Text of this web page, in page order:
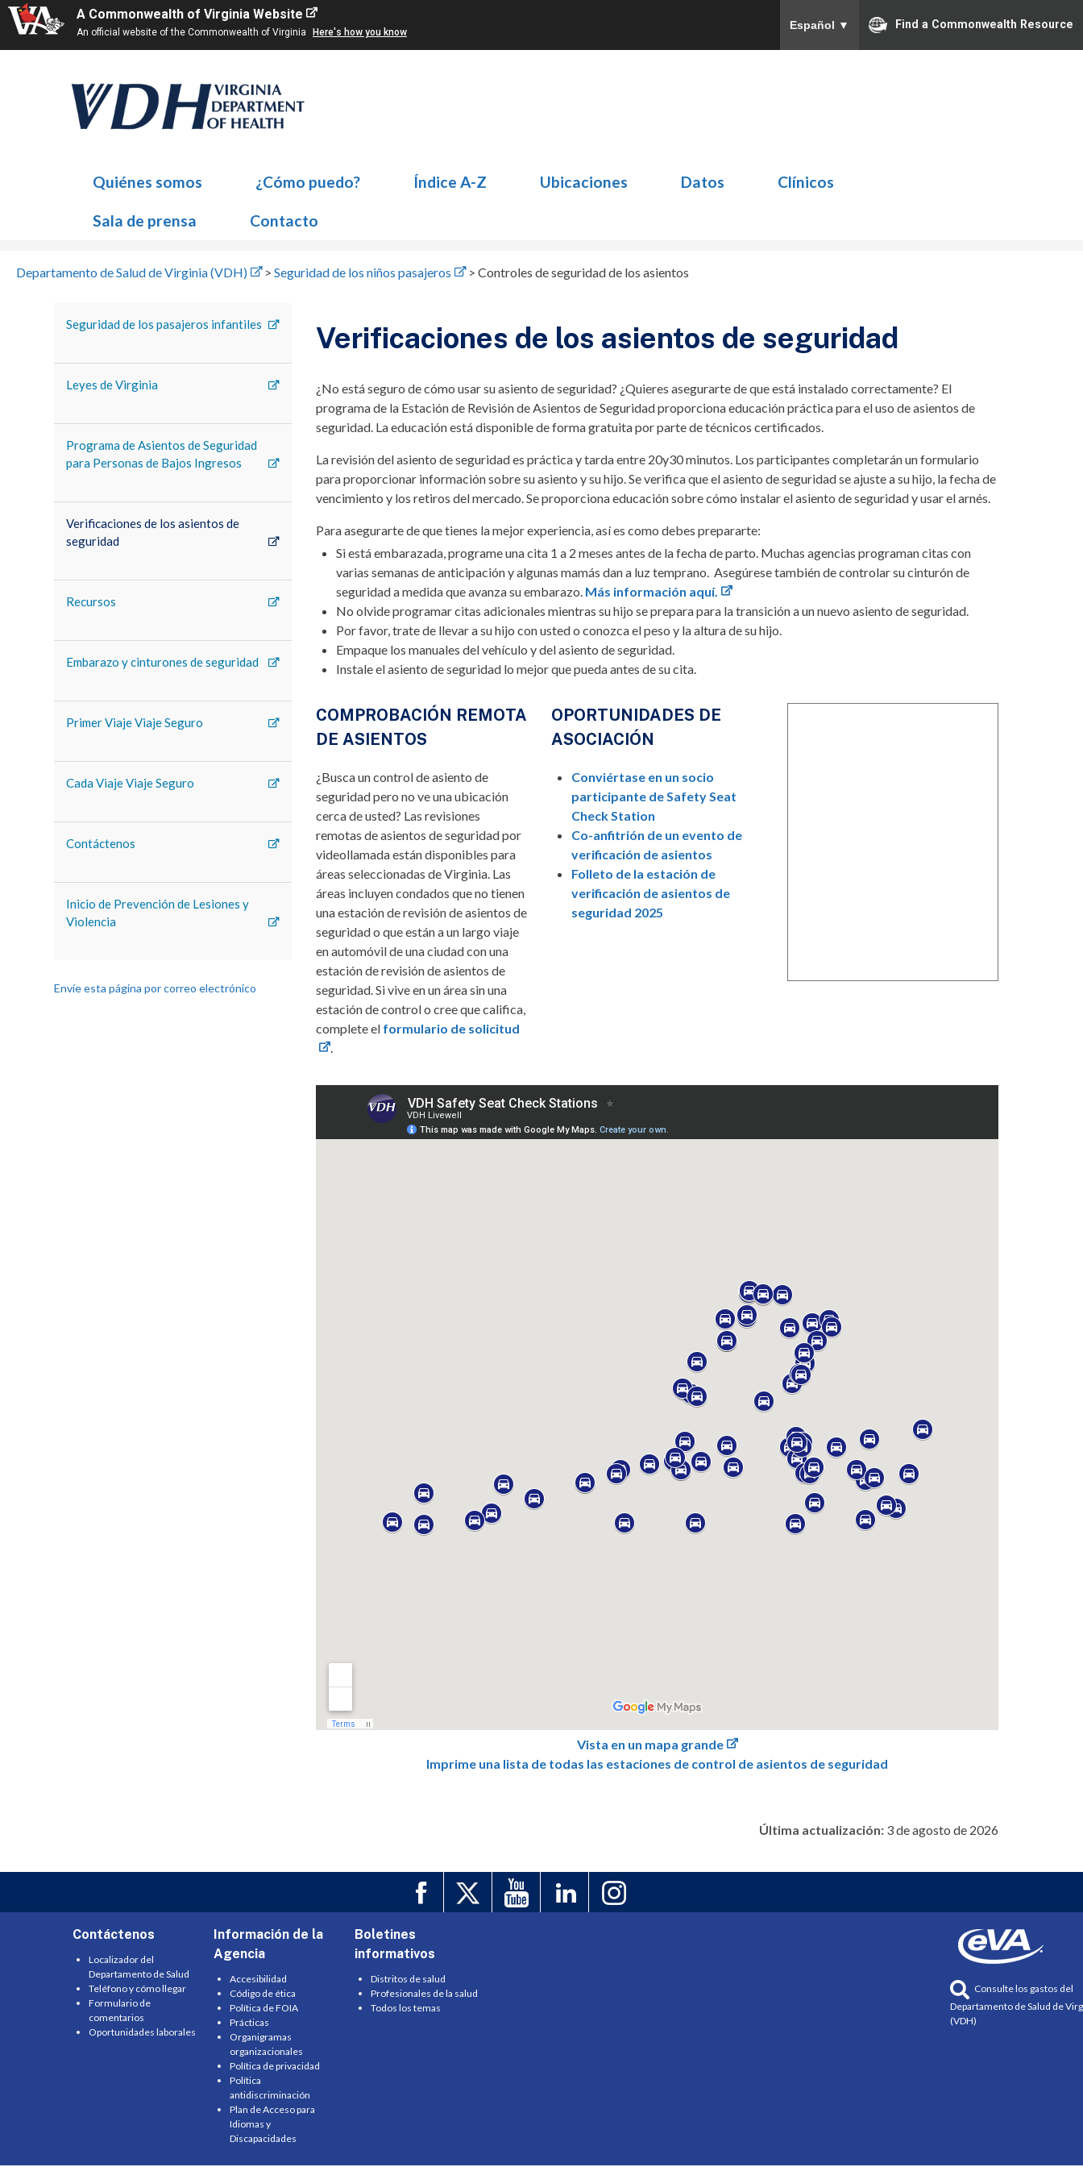
A Commonwealth of Virginia Website
An official website of the Commonwealth of Virginia Here's how you know
Español ▼ Find a Commonwealth Resource
Quiénes somos ¿Cómo puedo? Índice A-Z Ubicaciones Datos Clínicos
Sala de prensa Contacto
Departamento de Salud de Virginia (VDH) > Seguridad de los niños pasajeros > Controles de seguridad de los asientos
Seguridad de los pasajeros infantiles
Leyes de Virginia
Programa de Asientos de Seguridad
para Personas de Bajos Ingresos
Verificaciones de los asientos de
seguridad
Recursos
Embarazo y cinturones de seguridad
Primer Viaje Viaje Seguro
Cada Viaje Viaje Seguro
Contáctenos
Inicio de Prevención de Lesiones y
Violencia
Envíe esta página por correo electrónico
Verificaciones de los asientos de seguridad
¿No está seguro de cómo usar su asiento de seguridad? ¿Quieres asegurarte de que está instalado correctamente? El
programa de la Estación de Revisión de Asientos de Seguridad proporciona educación práctica para el uso de asientos de
seguridad. La educación está disponible de forma gratuita por parte de técnicos certificados.
La revisión del asiento de seguridad es práctica y tarda entre 20y30 minutos. Los participantes completarán un formulario
para proporcionar información sobre su asiento y su hijo. Se verifica que el asiento de seguridad se ajuste a su hijo, la fecha de
vencimiento y los retiros del mercado. Se proporciona educación sobre cómo instalar el asiento de seguridad y usar el arnés.
Para asegurarte de que tienes la mejor experiencia, así es como debes prepararte:
Si está embarazada, programe una cita 1 a 2 meses antes de la fecha de parto. Muchas agencias programan citas con
varias semanas de anticipación y algunas mamás dan a luz temprano. Asegúrese también de controlar su cinturón de
seguridad a medida que avanza su embarazo. Más información aquí.
No olvide programar citas adicionales mientras su hijo se prepara para la transición a un nuevo asiento de seguridad.
Por favor, trate de llevar a su hijo con usted o conozca el peso y la altura de su hijo.
Empaque los manuales del vehículo y del asiento de seguridad.
Instale el asiento de seguridad lo mejor que pueda antes de su cita.
COMPROBACIÓN REMOTA
DE ASIENTOS
¿Busca un control de asiento de
seguridad pero no ve una ubicación
cerca de usted? Las revisiones
remotas de asientos de seguridad por
videollamada están disponibles para
áreas seleccionadas de Virginia. Las
áreas incluyen condados que no tienen
una estación de revisión de asientos de
seguridad o que están a un largo viaje
en automóvil de una ciudad con una
estación de revisión de asientos de
seguridad. Si vive en un área sin una
estación de control o cree que califica,
complete el formulario de solicitud
.
OPORTUNIDADES DE
ASOCIACIÓN
Conviértase en un socio
participante de Safety Seat
Check Station
Co-anfitrión de un evento de
verificación de asientos
Folleto de la estación de
verificación de asientos de
seguridad 2025
Vista en un mapa grande
Imprime una lista de todas las estaciones de control de asientos de seguridad
Última actualización:3 de agosto de 2026
Contáctenos
Localizador del
Departamento de Salud
Teléfono y cómo llegar
Formulario de
comentarios
Oportunidades laborales
Información de la
Agencia
Accesibilidad
Código de ética
Política de FOIA
Prácticas
Organigramas
organizacionales
Política de privacidad
Política
antidiscriminación
Plan de Acceso para
Idiomas y
Discapacidades
Boletines
informativos
Distritos de salud
Profesionales de la salud
Todos los temas
Consulte los gastos del
Departamento de Salud de
(VDH)